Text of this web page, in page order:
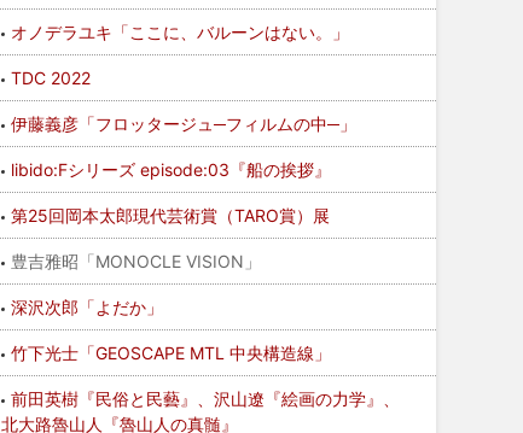
オノデラユキ「ここに、バルーンはない。」
TDC 2022
伊藤義彦「フロッタージュ─フィルムの中─」
libido:Fシリーズ episode:03『船の挨拶』
第25回岡本太郎現代芸術賞（TARO賞）展
豊吉雅昭「MONOCLE VISION」
深沢次郎「よだか」
竹下光士「GEOSCAPE MTL 中央構造線」
前田英樹『民俗と民藝』、沢山遼『絵画の力学』、
北大路魯山人『魯山人の真髄』